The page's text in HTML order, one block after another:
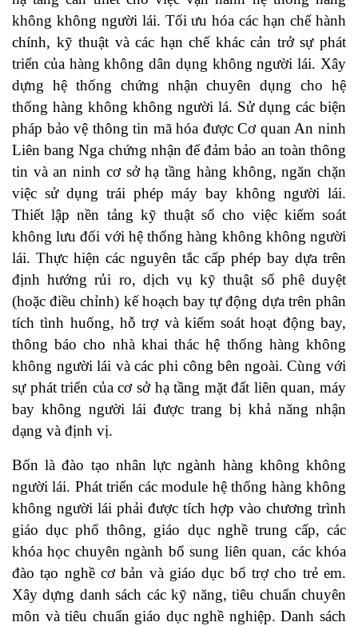
không không người lái. Tối ưu hóa các hạn chế hành
chính, kỹ thuật và các hạn chế khác cản trở sự phát
triển của hàng không dân dụng không người lái. Xây
dựng hệ thống chứng nhận chuyên dụng cho hệ
thống hàng không không người lá. Sử dụng các biện
pháp bảo vệ thông tin mã hóa được Cơ quan An ninh
Liên bang Nga chứng nhận để đảm bảo an toàn thông
tin và an ninh cơ sở hạ tầng hàng không, ngăn chặn
việc sử dụng trái phép máy bay không người lái.
Thiết lập nền tảng kỹ thuật số cho việc kiểm soát
không lưu đối với hệ thống hàng không không người
lái. Thực hiện các nguyên tắc cấp phép bay dựa trên
định hướng rủi ro, dịch vụ kỹ thuật số phê duyệt
(hoặc điều chỉnh) kế hoạch bay tự động dựa trên phân
tích tình huống, hỗ trợ và kiểm soát hoạt động bay,
thông báo cho nhà khai thác hệ thống hàng không
không người lái và các phi công bên ngoài. Cùng với
sự phát triển của cơ sở hạ tầng mặt đất liên quan, máy
bay không người lái được trang bị khả năng nhận
dạng và định vị.
Bốn là đào tạo nhân lực ngành hàng không không
người lái. Phát triển các module hệ thống hàng không
không người lái phải được tích hợp vào chương trình
giáo dục phổ thông, giáo dục nghề trung cấp, các
khóa học chuyên ngành bổ sung liên quan, các khóa
đào tạo nghề cơ bản và giáo dục bổ trợ cho trẻ em.
Xây dựng danh sách các kỹ năng, tiêu chuẩn chuyên
môn và tiêu chuẩn giáo dục nghề nghiệp. Danh sách